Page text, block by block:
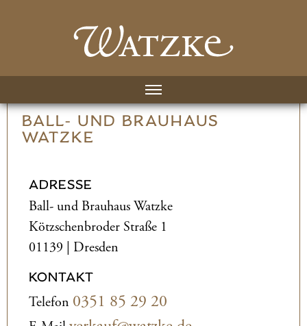
BALL- UND­ BRAUHAUS
WATZKE
ADRESSE
Ball- und­ Brauhaus Watzke
Kötzschenbroder Straße 1
01139 | Dresden
KONTAKT
Telefon 0351 85 29 20